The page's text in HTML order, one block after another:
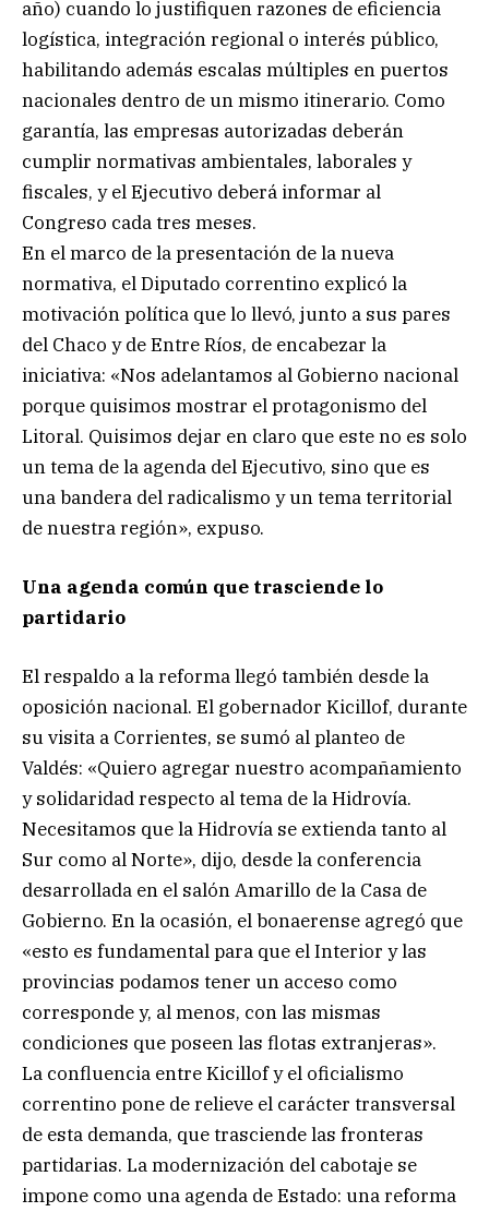
año) cuando lo justifiquen razones de eficiencia
logística, integración regional o interés público,
habilitando además escalas múltiples en puertos
nacionales dentro de un mismo itinerario. Como
garantía, las empresas autorizadas deberán
cumplir normativas ambientales, laborales y
fiscales, y el Ejecutivo deberá informar al
Congreso cada tres meses.
En el marco de la presentación de la nueva
normativa, el Diputado correntino explicó la
motivación política que lo llevó, junto a sus pares
del Chaco y de Entre Ríos, de encabezar la
iniciativa: «Nos adelantamos al Gobierno nacional
porque quisimos mostrar el protagonismo del
Litoral. Quisimos dejar en claro que este no es solo
un tema de la agenda del Ejecutivo, sino que es
una bandera del radicalismo y un tema territorial
de nuestra región», expuso.
Una agenda común que trasciende lo
partidario
El respaldo a la reforma llegó también desde la
oposición nacional. El gobernador Kicillof, durante
su visita a Corrientes, se sumó al planteo de
Valdés: «Quiero agregar nuestro acompañamiento
y solidaridad respecto al tema de la Hidrovía.
Necesitamos que la Hidrovía se extienda tanto al
Sur como al Norte», dijo, desde la conferencia
desarrollada en el salón Amarillo de la Casa de
Gobierno. En la ocasión, el bonaerense agregó que
«esto es fundamental para que el Interior y las
provincias podamos tener un acceso como
corresponde y, al menos, con las mismas
condiciones que poseen las flotas extranjeras».
La confluencia entre Kicillof y el oficialismo
correntino pone de relieve el carácter transversal
de esta demanda, que trasciende las fronteras
partidarias. La modernización del cabotaje se
impone como una agenda de Estado: una reforma